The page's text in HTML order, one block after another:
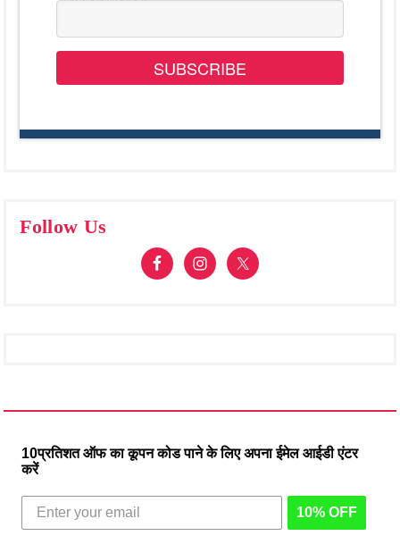
SUBSCRIBE
Follow Us
10प्रतिशत ऑफ का कूपन कोड पाने के लिए अपना ईमेल आईडी एंटर
करें
10% OFF